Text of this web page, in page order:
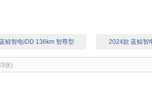
鲸智电iDD 136km 智尊型 2024款 蓝鲸智
张)